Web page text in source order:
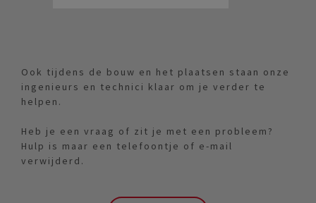
Ook tijdens de bouw en het plaatsen staan onze
ingenieurs en technici klaar om je verder te
helpen.
Heb je een vraag of zit je met een probleem?
Hulp is maar een telefoontje of e-mail
verwijderd.